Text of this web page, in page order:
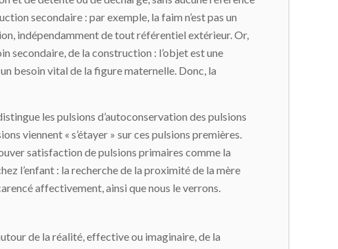
secondaire : par exemple, la faim n’est pas un
indépendamment de tout référentiel extérieur. Or,
secondaire, de la construction : l’objet est une
besoin vital de la figure maternelle. Donc, la
les pulsions d’autoconservation des pulsions
viennent « s’étayer » sur ces pulsions premières.
satisfaction de pulsions primaires comme la
l’enfant : la recherche de la proximité de la mère
affectivement, ainsi que nous le verrons.
de la réalité, effective ou imaginaire, de la